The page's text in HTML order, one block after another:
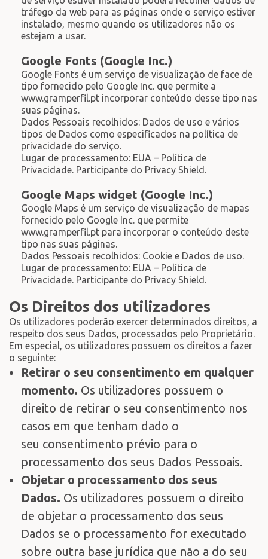
tráfego da web para as páginas onde o serviço estiver
instalado, mesmo quando os utilizadores não os
estejam a usar.
Google Fonts (Google Inc.)
Google Fonts é um serviço de visualização de face de
tipo fornecido pelo Google Inc. que permite a
www.gramperfil.pt incorporar conteúdo desse tipo nas
suas páginas.
Dados Pessoais recolhidos: Dados de uso e vários
tipos de Dados como especificados na política de
privacidade do serviço.
Lugar de processamento: EUA – Política de
Privacidade. Participante do Privacy Shield.
Google Maps widget (Google Inc.)
Google Maps é um serviço de visualização de mapas
fornecido pelo Google Inc. que permite
www.gramperfil.pt para incorporar o conteúdo deste
tipo nas suas páginas.
Dados Pessoais recolhidos: Cookie e Dados de uso.
Lugar de processamento: EUA – Política de
Privacidade. Participante do Privacy Shield.
Os Direitos dos utilizadores
Os utilizadores poderão exercer determinados direitos, a
respeito dos seus Dados, processados pelo Proprietário.
Em especial, os utilizadores possuem os direitos a fazer
o seguinte:
Retirar o seu consentimento em qualquer
momento. Os utilizadores possuem o
direito de retirar o seu consentimento nos
casos em que tenham dado o
seu consentimento prévio para o
processamento dos seus Dados Pessoais.
Objetar o processamento dos seus
Dados. Os utilizadores possuem o direito
de objetar o processamento dos seus
Dados se o processamento for executado
sobre outra base jurídica que não a do seu